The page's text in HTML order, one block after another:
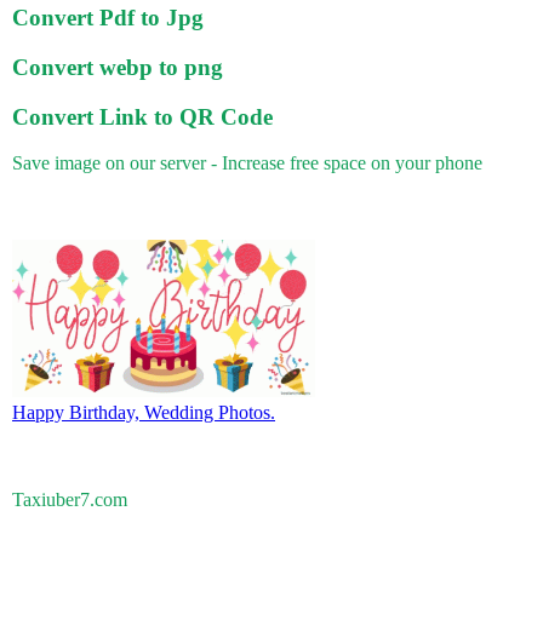
Convert Pdf to Jpg
Convert webp to png
Convert Link to QR Code
Save image on our server - Increase free space on your phone
Happy Birthday, Wedding Photos.
Taxiuber7.com